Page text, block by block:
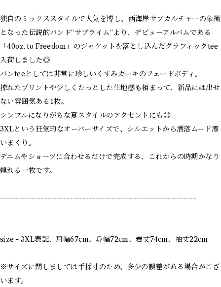
独自のミックススタイルで人気を博し、西海岸サブカルチャーの象徴
となった伝説的バンド”サブライム”より、デビューアルバムである
「40oz. to Freedom」のジャケットを落とし込んだグラフィックtee
入荷しました◎
バンteeとしては非常に珍しいくすみカーキのフェードボディ。
掠れたプリントや少しくたっとした生地感も相まって、新品には出せ
ない雰囲気ある1枚。
シンプルになりがちな夏スタイルのアクセントにも◎
3XLという狂気的なオーバーサイズで、シルエットから洒落ムード漂
いまくり。
デニムやショーツに合わせるだけで完成する、これからの時期かなり
頼れる一枚です。
--------------------------------------------------------------
size - 3XL表記、肩幅67cm、身幅72cm、着丈74cm、袖丈22cm
※サイズに関しましては手採寸のため、多少の誤差がある場合がござ
います。